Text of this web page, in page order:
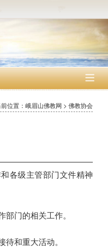

前位置：峨眉山佛教网 > 佛教协会
各级主管部门文件精神
门的相关工作。
和重大活动。